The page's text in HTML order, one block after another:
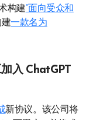
构建“面向受众和
建一款名为
入 ChatGPT
新协议。该公司将